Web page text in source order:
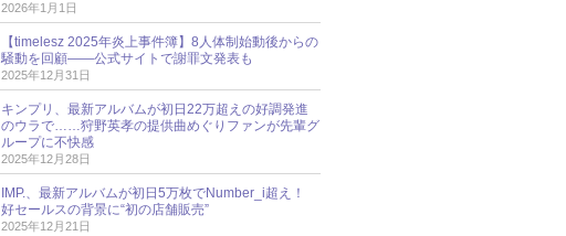
2026年1月1日
【timelesz 2025年炎上事件簿】8人体制始動後からの
騒動を回顧――公式サイトで謝罪文発表も
2025年12月31日
キンプリ、最新アルバムが初日22万超えの好調発進
のウラで……狩野英孝の提供曲めぐりファンが先輩グ
ループに不快感
2025年12月28日
IMP.、最新アルバムが初日5万枚でNumber_i超え！
好セールスの背景に“初の店舗販売”
2025年12月21日